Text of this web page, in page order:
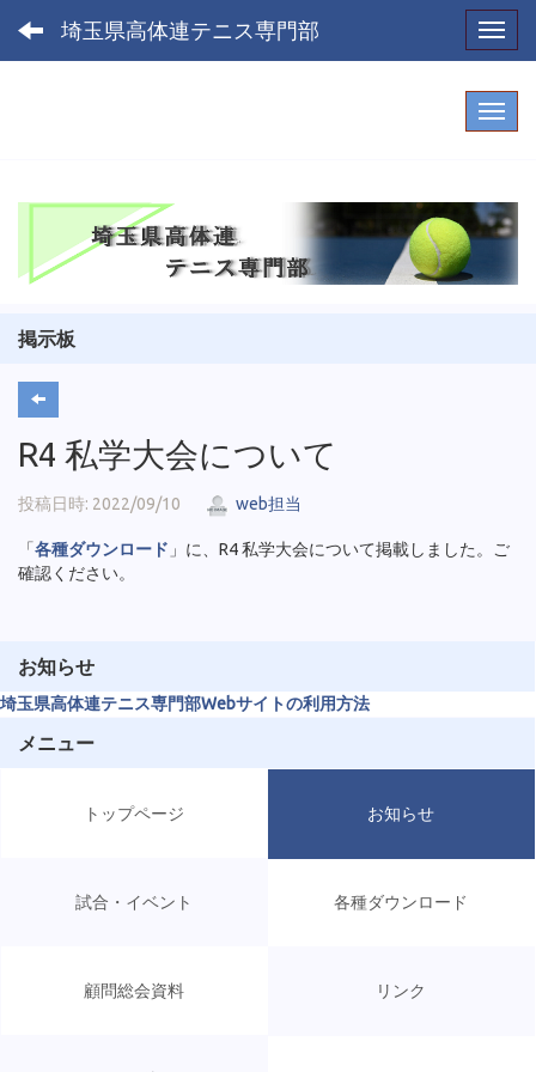
埼玉県高体連テニス専門部
掲示板
R4 私学大会について
投稿日時: 2022/09/10 web担当
「各種ダウンロード 」に、R4 私学大会について掲載しました。ご
確認ください。
お知らせ
埼玉県高体連テニス専門部Webサイトの利用方法
メニュー
トップページ お知らせ
試合・イベント 各種ダウンロード
顧問総会資料 リンク